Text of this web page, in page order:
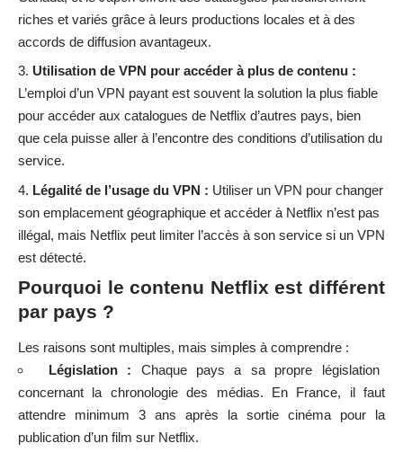
riches et variés grâce à leurs productions locales et à des
accords de diffusion avantageux.
Utilisation de VPN pour accéder à plus de contenu :
L’emploi d’un VPN payant est souvent la solution la plus fiable
pour accéder aux catalogues de Netflix d’autres pays, bien
que cela puisse aller à l’encontre des conditions d’utilisation du
service.
Légalité de l’usage du VPN : Utiliser un VPN pour changer
son emplacement géographique et accéder à Netflix n’est pas
illégal, mais Netflix peut limiter l’accès à son service si un VPN
est détecté.
Pourquoi le contenu Netflix est différent
par pays ?
Les raisons sont multiples, mais simples à comprendre :
Législation : Chaque pays a sa propre législation
concernant la chronologie des médias. En France, il faut
attendre minimum 3 ans après la sortie cinéma pour la
publication d’un film sur Netflix.